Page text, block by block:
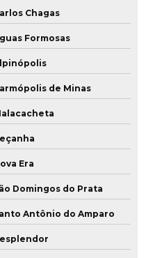
Chagas
Formosas
de Minas
Era
Domingos do Prata
Antônio do Amparo